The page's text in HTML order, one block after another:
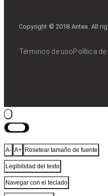
Copyright © 2018 Antea. All
Términos de usoPolítica de
Cerrar
A- A+ Resetear tamaño de fuente
Legibilidad del texto
Navegar con el teclado